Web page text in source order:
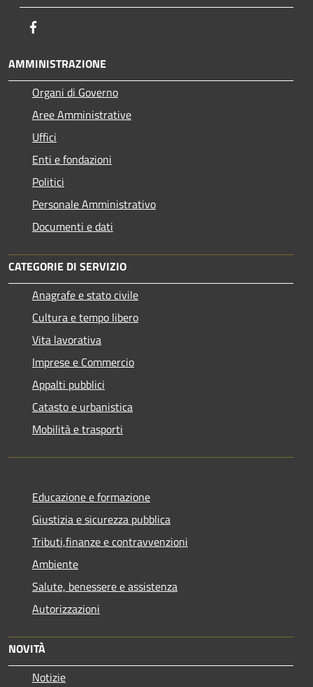
AMMINISTRAZIONE
Organi di Governo
Aree Amministrative
Uffici
Enti e fondazioni
Politici
Personale Amministrativo
Documenti e dati
CATEGORIE DI SERVIZIO
Anagrafe e stato civile
Cultura e tempo libero
Vita lavorativa
Imprese e Commercio
Appalti pubblici
Catasto e urbanistica
Mobilità e trasporti
Educazione e formazione
Giustizia e sicurezza pubblica
Tributi,finanze e contravvenzioni
Ambiente
Salute, benessere e assistenza
Autorizzazioni
NOVITÀ
Notizie